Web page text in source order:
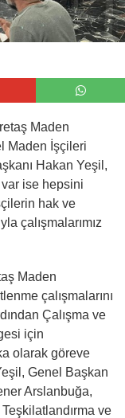
Maden
Maden İşçileri
Hakan Yeşil,
ise hepsini
hak ve
çalışmalarımız
Maden
çalışmalarını
Çalışma ve
için
olarak göreve
Genel Başkan
Arslanbuğa,
ve